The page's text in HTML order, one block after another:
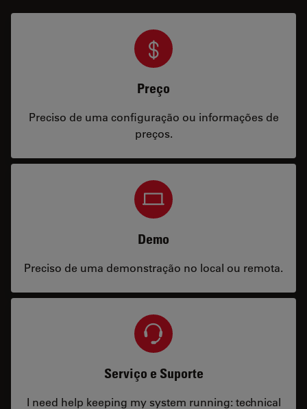
Preço
Preciso de uma configuração ou informações de
preços.
Demo
Preciso de uma demonstração no local ou remota.
Serviço e Suporte
I need help keeping my system running: technical